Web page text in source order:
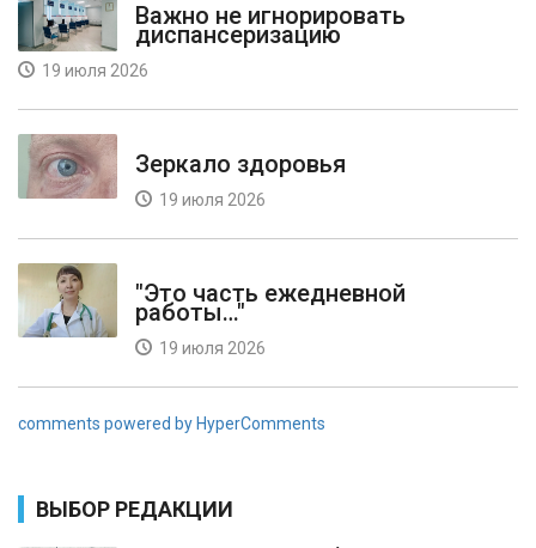
Важно не игнорировать
диспансеризацию
19 июля 2026
Зеркало здоровья
19 июля 2026
"Это часть ежедневной
работы…"
19 июля 2026
comments powered by HyperComments
ВЫБОР РЕДАКЦИИ